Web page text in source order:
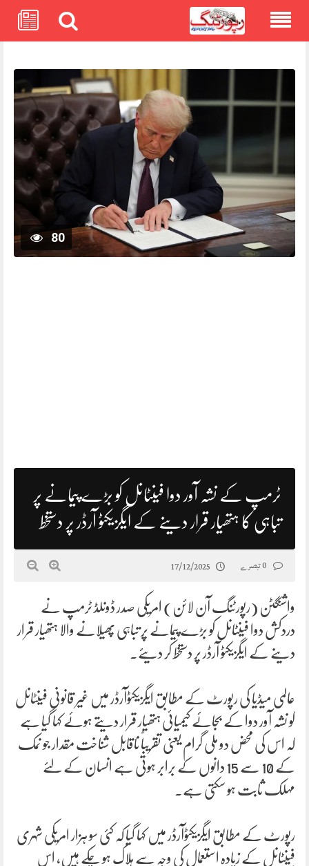
80
ٹرمپ کے نشہ آور دوا فینٹانل کو بڑے پیمانے پر
تباہی کا ہتھیار قرار دینے کے ایگزیکٹو آرڈر پر دستخط
17/12/2025
واشنگٹن (رپورٹنگ آن لائن) امریکی صدر ڈونلڈ ٹرمپ نے
دردکش دوا فینٹانل کو بڑے پیمانے پر تباہی پھیلانے والا ہتھیار قرار
دینے کے ایگزیکٹو آرڈر پر دستخط کر دیئے۔
عالمی میڈیا کی رپورٹ کے مطابق ایگزیکٹوآرڈر میں غیر قانونی فینٹانل
کو نشہ آور دوا کے بجائے کیمیائی ہتھیار قرار دیتے ہوئے کہا گیا ہے
کہ اس کی محض دو ملی گرام یعنی تقریباً ناقابل شناخت مقدار جو نمک
کے 10 سے 15 دانوں کے برابر ہوتی ہے انسان کے لئے
مہلک ثابت ہو سکتی ہے۔
رپورٹ کے مطابق ایگزیکٹوآرڈر میں کہا گیا کہ کئی سو ہزار امریکی شہری
فینٹانل کے زیادہ استعمال کی وجہ سے ہلاک ہو چکے ہیں، اس